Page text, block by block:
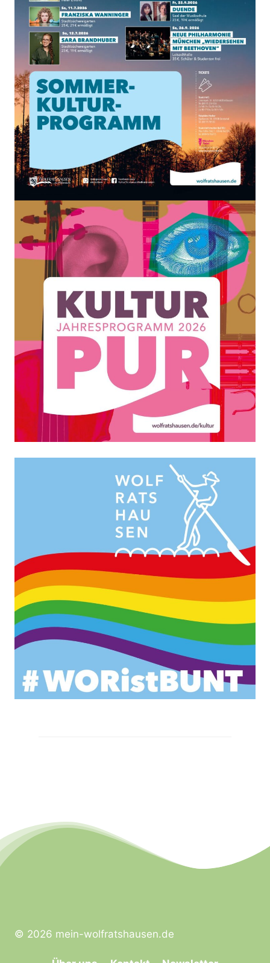
© 2026 mein-wolfratshausen.de